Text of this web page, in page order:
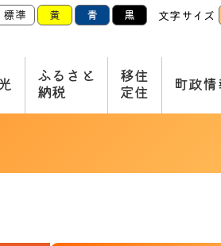
標準 黄 青 黒 文字サイズ
ふるさと
納税
移住
定住
町政